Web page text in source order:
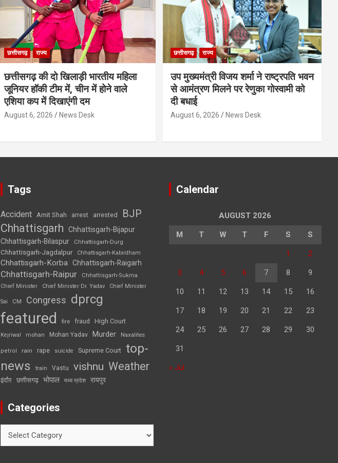
छत्तीसगढ़ राज्य
छत्तीसगढ़ की दो खिलाड़ी भारतीय महिला
जूनियर हॉकी टीम में, चीन में होने वाले
एशिया कप में दिखाएंगी दम
August 6, 2026 News Desk
छत्तीसगढ़ राज्य
उप मुख्यमंत्री विजय शर्मा ने राष्ट्रपति भवन
से आमंत्रण मिलने पर रेणुका गोस्वामी को
दी बधाई
August 6, 2026 News Desk
Tags
Accident Amit Shah arrest arrested BJP
Chhattisgarh
Chhattisgarh-Bijapur
Chhattisgarh-Bilaspur
Chhattisgarh-Durg
Chhattisgarh-Jagdalpur Chhattisgarh-Kabirdham
Chhattisgarh-Korba Chhattisgarh-Raigarh
Chhattisgarh-Raipur
Chhattisgarh-Sukma
Chief Minister
Chief Minister Dr. Yadav Chief Minister
Sai CM Congress dprcg
featured fire fraud High Court
Kejriwal mohan Mohan Yadav Murder Naxalites
petrol rain rape suicide Supreme Court top-
news
train Vastu vishnu Weather
इंदौर छत्तीसगढ़ भोपाल मध्य प्रदेश रायपुर
Categories
Calendar
AUGUST 2026
M T W T F S S
1 2
3 4 5 6 7 8 9
10 11 12 13 14 15 16
17 18 19 20 21 22 23
24 25 26 27 28 29 30
31
« Jul